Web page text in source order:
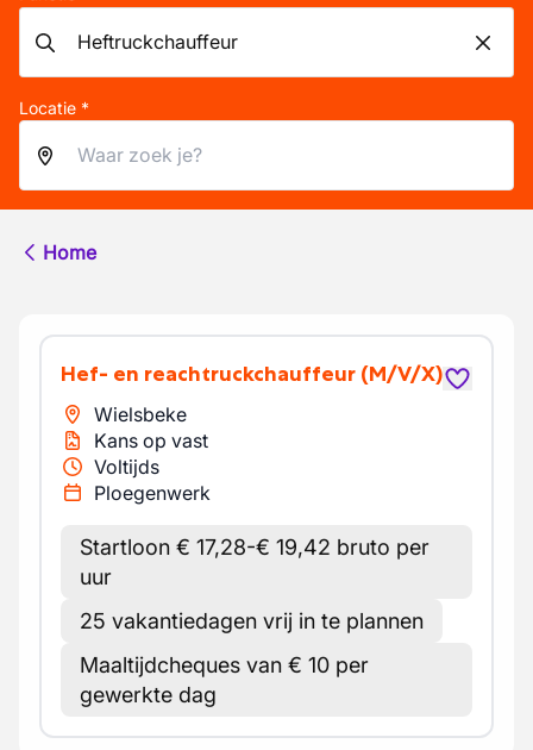
Locatie *
Home
Hef- en reachtruckchauffeur (M/V/X)
Wielsbeke
Kans op vast
Voltijds
Ploegenwerk
Startloon € 17,28-€ 19,42 bruto per
uur
25 vakantiedagen vrij in te plannen
Maaltijdcheques van € 10 per
gewerkte dag